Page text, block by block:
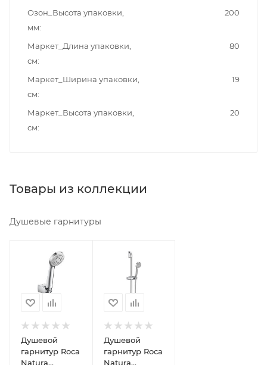
Озон_Высота упаковки,
мм
200
Маркет_Длина упаковки,
см
80
Маркет_Ширина упаковки,
см
19
Маркет_Высота упаковки,
см
20
Товары из коллекции
Душевые гарнитуры
Минимальная
2290.00
Реквизиты
Товар,
00-
00099194,
0.8
Душевой
гарнитур Roca
Natura
Минимальная
4790.00
Реквизиты
Товар,
00-
00099189,
1.25
Душевой
гарнитур Roca
Natura